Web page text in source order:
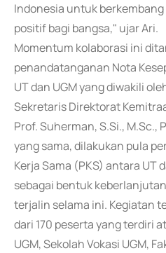
Indonesia untuk
positif bagi bangsa," ujar Ari.
Momentum kolaborasi ini
penandatanganan Nota
UT dan UGM yang diwakili
Sekretaris Direktorat
Prof. Suherman, S.Si., M.Sc.,
yang sama, dilakukan pula
Kerja Sama (PKS) antara UT
sebagai bentuk
terjalin selama ini. Kegiatan
dari 170 peserta yang terdiri
UGM, Sekolah Vokasi UGM,